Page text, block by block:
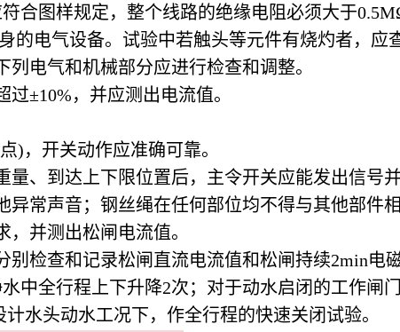
合图样规定，整个线路的绝缘电阻必须大于
电气设备。试验中若触头等元件有烧灼者，应
电气和机械部分应进行检查和调整。
±10%，并应测出电流值。
)，开关动作应准确可靠。
、到达上下限位置后，主令开关应能发出信号
常声音；钢丝绳在任何部位均不得与其他部件相
并测出松闸电流值。
检查和记录松闸直流电流值和松闸持续2min电
中全行程上下升降2次；对于动水启闭的工作闸
水头动水工况下，作全行程的快速关闭试验。